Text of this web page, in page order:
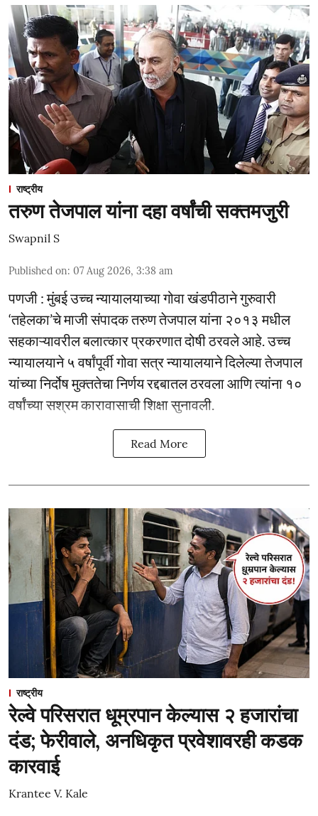
राष्ट्रीय
तरुण तेजपाल यांना दहा वर्षांची सक्तमजुरी
Swapnil S
Published on: 07 Aug 2026, 3:38 am
पणजी : मुंबई उच्च न्यायालयाच्या गोवा खंडपीठाने गुरुवारी
‘तहेलका’चे माजी संपादक तरुण तेजपाल यांना २०१३ मधील
सहकाऱ्यावरील बलात्कार प्रकरणात दोषी ठरवले आहे. उच्च
न्यायालयाने ५ वर्षांपूर्वी गोवा सत्र न्यायालयाने दिलेल्या तेजपाल
यांच्या निर्दोष मुक्ततेचा निर्णय रद्दबातल ठरवला आणि त्यांना १०
वर्षांच्या सश्रम कारावासाची शिक्षा सुनावली.
Read More
राष्ट्रीय
रेल्वे परिसरात धूम्रपान केल्यास २ हजारांचा
दंड; फेरीवाले, अनधिकृत प्रवेशावरही कडक
कारवाई
Krantee V. Kale